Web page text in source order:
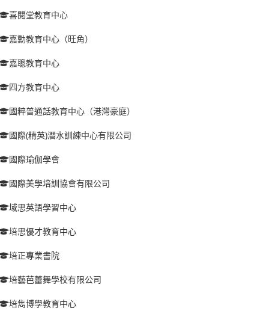
喜閱堂教育中心
嘉勳教育中心（旺角）
嘉聰教育中心
四方教育中心
國粹普通話教育中心（港灣豪庭）
國際(精英)潛水訓練中心有限公司
國際瑜伽學會
國際美學培訓協會有限公司
域思英語學習中心
培思優才教育中心
培正專業書院
培藝芭蕾舞學校有限公司
培雋博學教育中心